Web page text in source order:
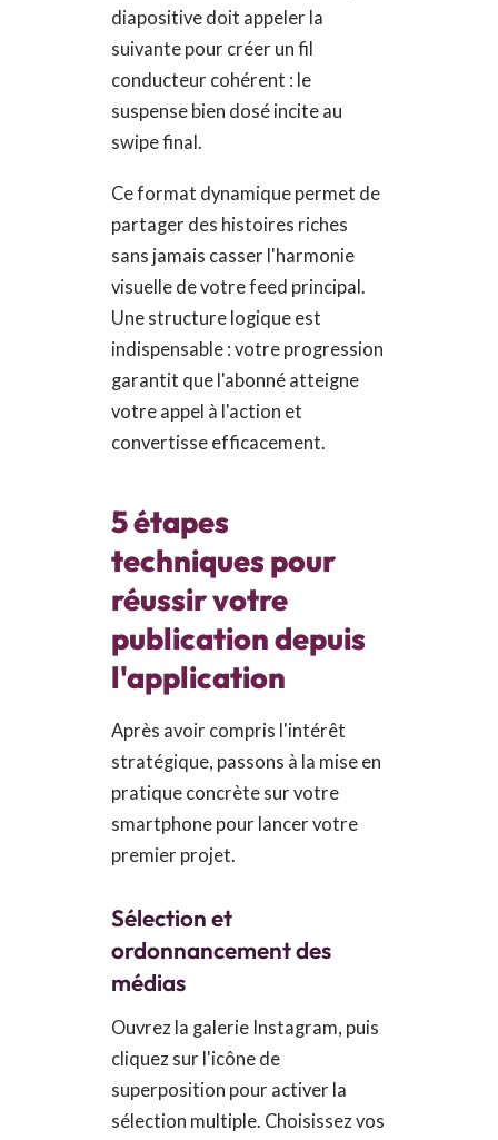
diapositive doit appeler la
suivante pour créer un fil
conducteur cohérent : le
suspense bien dosé incite au
swipe final.
Ce format dynamique permet de
partager des histoires riches
sans jamais casser l'harmonie
visuelle de votre feed principal.
Une structure logique est
indispensable : votre progression
garantit que l'abonné atteigne
votre appel à l'action et
convertisse efficacement.
5 étapes
techniques pour
réussir votre
publication depuis
l'application
Après avoir compris l'intérêt
stratégique, passons à la mise en
pratique concrète sur votre
smartphone pour lancer votre
premier projet.
Sélection et
ordonnancement des
médias
Ouvrez la galerie Instagram, puis
cliquez sur l'icône de
superposition pour activer la
sélection multiple. Choisissez vos